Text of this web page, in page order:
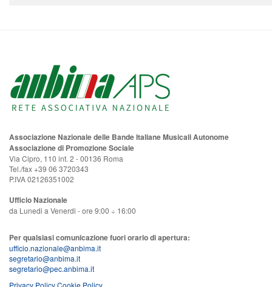
Associazione Nazionale delle Bande Italiane Musicali Autonome
Associazione di Promozione Sociale
Via Cipro, 110 int. 2 - 00136 Roma
Tel./fax +39 06 3720343
P.IVA 02126351002
Ufficio Nazionale
da Lunedi a Venerdi - ore 9:00 ÷ 16:00
Per qualsiasi comunicazione fuori orario di apertura:
ufficio.nazionale@anbima.it
segretario@anbima.it
segretario@pec.anbima.it
Privacy PolicyCookie Policy